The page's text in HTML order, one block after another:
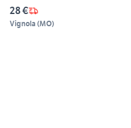
28 €
Vignola (MO)